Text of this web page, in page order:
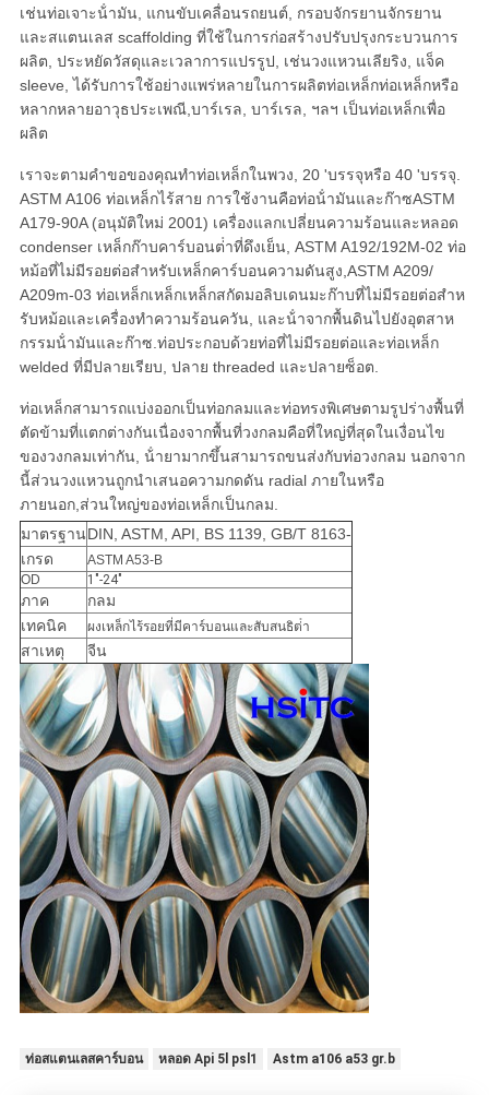
เช่นท่อเจาะน้ํามัน, แกนขับเคลื่อนรถยนต์, กรอบจักรยานจักรยาน
และสแตนเลส scaffolding ที่ใช้ในการก่อสร้างปรับปรุงกระบวนการ
ผลิต, ประหยัดวัสดุและเวลาการแปรรูป, เช่นวงแหวนเลียริง, แจ็ค
sleeve, ได้รับการใช้อย่างแพร่หลายในการผลิตท่อเหล็กท่อเหล็กหรือ
หลากหลายอาวุธประเพณี,บาร์เรล, บาร์เรล, ฯลฯ เป็นท่อเหล็กเพื่อ
ผลิต
เราจะตามคําขอของคุณทําท่อเหล็กในพวง, 20 'บรรจุหรือ 40 'บรรจุ.
ASTM A106 ท่อเหล็กไร้สาย การใช้งานคือท่อน้ํามันและก๊าซASTM
A179-90A (อนุมัติใหม่ 2001) เครื่องแลกเปลี่ยนความร้อนและหลอด
condenser เหล็กก๊าบคาร์บอนต่ําที่ดึงเย็น, ASTM A192/192M-02 ท่อ
หม้อที่ไม่มีรอยต่อสําหรับเหล็กคาร์บอนความดันสูง,ASTM A209/
A209m-03 ท่อเหล็กเหล็กเหล็กสกัดมอลิบเดนมะก๊าบที่ไม่มีรอยต่อสําห
รับหม้อและเครื่องทําความร้อนควัน, และน้ําจากพื้นดินไปยังอุตสาห
กรรมน้ํามันและก๊าซ.ท่อประกอบด้วยท่อที่ไม่มีรอยต่อและท่อเหล็ก
welded ที่มีปลายเรียบ, ปลาย threaded และปลายซ็อต.
ท่อเหล็กสามารถแบ่งออกเป็นท่อกลมและท่อทรงพิเศษตามรูปร่างพื้นที่
ตัดข้ามที่แตกต่างกันเนื่องจากพื้นที่วงกลมคือที่ใหญ่ที่สุดในเงื่อนไข
ของวงกลมเท่ากัน, น้ํายามากขึ้นสามารถขนส่งกับท่อวงกลม นอกจาก
นี้ส่วนวงแหวนถูกนําเสนอความกดดัน radial ภายในหรือ
ภายนอก,ส่วนใหญ่ของท่อเหล็กเป็นกลม.
มาตรฐานDIN, ASTM, API, BS 1139, GB/T 8163-
เกรด
ASTM A53-B
OD
1"-24"
ภาค
กลม
เทคนิค
ผงเหล็กไร้รอยที่มีคาร์บอนและสับสนธิต่ํา
สาเหตุ จีน
ท่อสแตนเลสคาร์บอน หลอด Api 5l psl1 Astm a106 a53 gr.b